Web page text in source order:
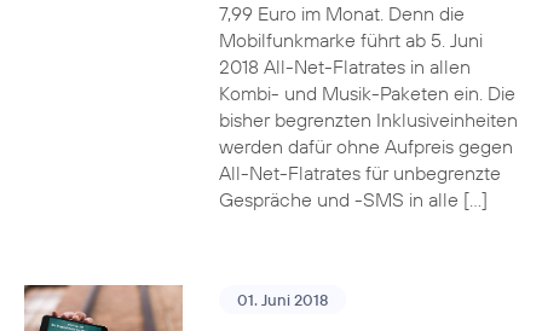
7,99 Euro im Monat. Denn die
Mobilfunkmarke führt ab 5. Juni
2018 All-Net-Flatrates in allen
Kombi- und Musik-Paketen ein. Die
bisher begrenzten Inklusiveinheiten
werden dafür ohne Aufpreis gegen
All-Net-Flatrates für unbegrenzte
Gespräche und -SMS in alle […]
01. Juni 2018